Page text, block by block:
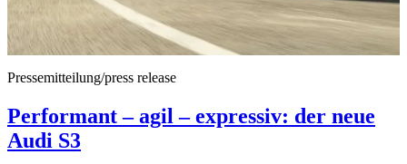
Pressemitteilung/press release
Performant – agil – expressiv: der neue
Audi S3